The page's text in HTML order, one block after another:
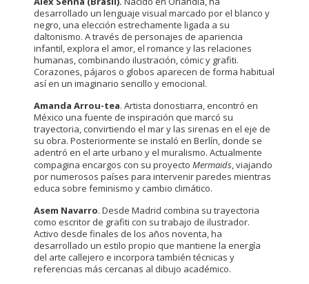
desarrollado un lenguaje visual marcado por el blanco y
negro, una elección estrechamente ligada a su
daltonismo. A través de personajes de apariencia
infantil, explora el amor, el romance y las relaciones
humanas, combinando ilustración, cómic y grafiti.
Corazones, pájaros o globos aparecen de forma habitual
así en un imaginario sencillo y emocional.
Amanda Arrou-tea. Artista donostiarra, encontró en
México una fuente de inspiración que marcó su
trayectoria, convirtiendo el mar y las sirenas en el eje de
su obra. Posteriormente se instaló en Berlín, donde se
adentró en el arte urbano y el muralismo. Actualmente
compagina encargos con su proyecto Mermaids, viajando
por numerosos países para intervenir paredes mientras
educa sobre feminismo y cambio climático.
Asem Navarro. Desde Madrid combina su trayectoria
como escritor de grafiti con su trabajo de ilustrador.
Activo desde finales de los años noventa, ha
desarrollado un estilo propio que mantiene la energía
del arte callejero e incorpora también técnicas y
referencias más cercanas al dibujo académico.